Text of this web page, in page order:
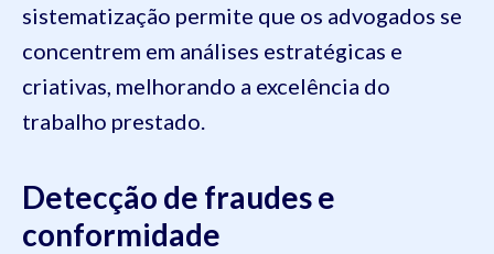
sistematização permite que os advogados se
concentrem em análises estratégicas e
criativas, melhorando a excelência do
trabalho prestado.
Detecção de fraudes e
conformidade